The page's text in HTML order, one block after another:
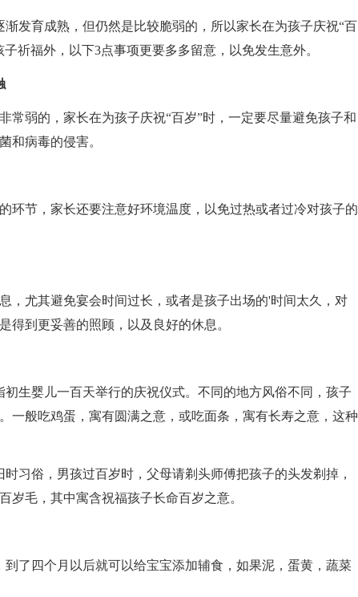
发育成熟，但仍然是比较脆弱的，所以家长在为孩子庆祝“百
祈福外，以下3点事项更要多多留意，以免发生意外。
常弱的，家长在为孩子庆祝“百岁”时，一定要尽量避免孩子和
和病毒的侵害。
环节，家长还要注意好环境温度，以免过热或者过冷对孩子的
，尤其避免宴会时间过长，或者是孩子出场的'时间太久，对
得到更妥善的照顾，以及良好的休息。
生婴儿一百天举行的庆祝仪式。不同的地方风俗不同，孩子
一般吃鸡蛋，寓有圆满之意，或吃面条，寓有长寿之意，这种
习俗，男孩过百岁时，父母请剃头师傅把孩子的头发剃掉，
岁毛，其中寓含祝福孩子长命百岁之意。
了四个月以后就可以给宝宝添加辅食，如果泥，蛋黄，蔬菜